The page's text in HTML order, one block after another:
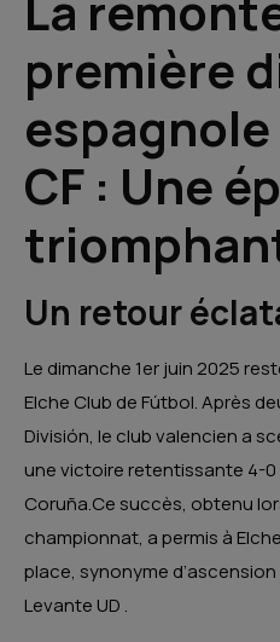
première
CF : Une
Un retour
Le dimanche 1er juin 2025
Elche Club de Fútbol.Après
División, le club valencien a
une victoire retentissante 4-
Coruña.Ce succès, obtenu
championnat, a permis à
place, synonyme
Levante UD .